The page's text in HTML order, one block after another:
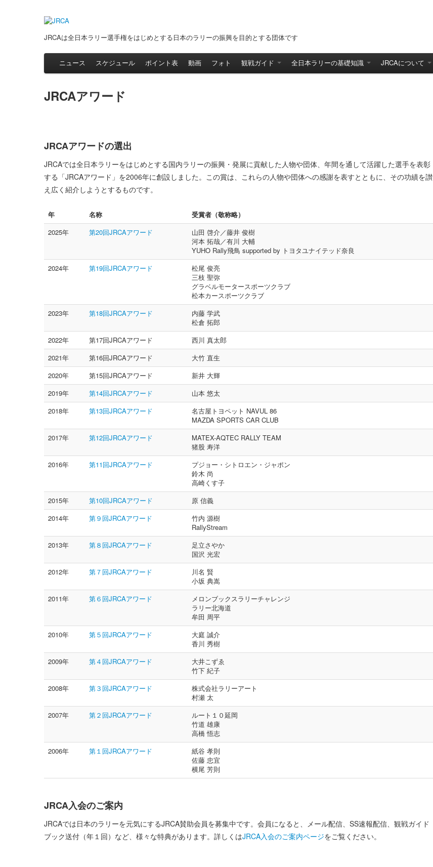
JRCAは全日本ラリー選手権をはじめとする日本のラリーの振興を目的とする団体です
ニュース スケジュール ポイント表 動画 フォト 観戦ガイド 全日本ラリーの基礎知識 JRCAについて
JRCAアワード
JRCAアワードの選出
JRCAでは全日本ラリーをはじめとする国内ラリーの振興・発展に貢献した人物や団体、年間を通して活躍した選手を表彰
する「JRCAアワード」を2006年に創設しました。この賞は、これらの人物や団体への感謝を表すとともに、その功績を讃
え広く紹介しようとするものです。
年 名称
受賞者（敬称略）
2025年
第20回JRCAアワード
山田 啓介／藤井 俊樹
河本 拓哉／有川 大輔
YUHO Rally飛鳥 supported by トヨタユナイテッド奈良
2024年
第19回JRCAアワード
松尾 俊亮
三枝 聖弥
グラベルモータースポーツクラブ
松本カースポーツクラブ
2023年
第18回JRCAアワード
内藤 学武
松倉 拓郎
2022年
第17回JRCAアワード
西川 真太郎
2021年
第16回JRCAアワード
大竹 直生
2020年
第15回JRCAアワード
新井 大輝
2019年
第14回JRCAアワード
山本 悠太
2018年
第13回JRCAアワード
名古屋トヨペット NAVUL 86
MAZDA SPORTS CAR CLUB
2017年
第12回JRCAアワード
MATEX-AQTEC RALLY TEAM
猪股 寿洋
2016年
第11回JRCAアワード
プジョー・シトロエン・ジャポン
鈴木 尚
高崎くす子
2015年
第10回JRCAアワード
原 信義
2014年
第９回JRCAアワード
竹内 源樹
RallyStream
2013年
第８回JRCAアワード
足立さやか
国沢 光宏
2012年
第７回JRCAアワード
川名 賢
小坂 典嵩
2011年
第６回JRCAアワード
メロンブックスラリーチャレンジ
ラリー北海道
牟田 周平
2010年
第５回JRCAアワード
大庭 誠介
香川 秀樹
2009年
第４回JRCAアワード
大井こずゑ
竹下 紀子
2008年
第３回JRCAアワード
株式会社ラリーアート
村瀬 太
2007年
第２回JRCAアワード
ルート１０延岡
竹道 雄康
高橋 悟志
2006年
第１回JRCAアワード
紙谷 孝則
佐藤 忠宜
横尾 芳則
JRCA入会のご案内
JRCAでは日本のラリーを元気にするJRCA賛助会員を募集中です。会員になると、メール配信、SS速報配信、観戦ガイド
ブック送付（年１回）など、様々な特典があります。詳しくはJRCA入会のご案内ページをご覧ください。